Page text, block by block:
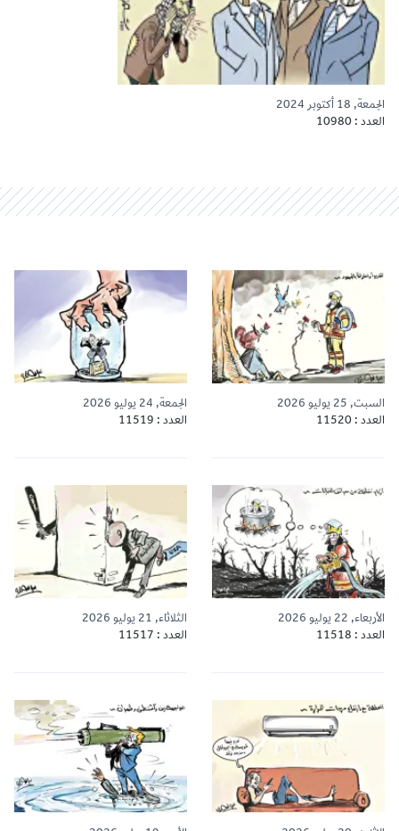
الجمعة, 18 أكتوبر 2024
العدد : 10980
السبت, 25 يوليو 2026
العدد : 11520
الجمعة, 24 يوليو 2026
العدد : 11519
الأربعاء, 22 يوليو 2026
العدد : 11518
الثلاثاء, 21 يوليو 2026
العدد : 11517